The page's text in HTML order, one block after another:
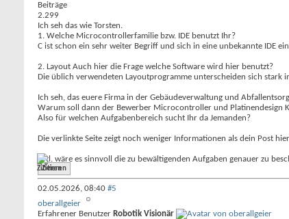
Beiträge
2.299
Ich seh das wie Torsten.
1. Welche Microcontrollerfamilie bzw. IDE benutzt Ihr?
C ist schon ein sehr weiter Begriff und sich in eine unbekannte IDE
2. Layout Auch hier die Frage welche Software wird hier benutzt?
Die üblich verwendeten Layoutprogramme unterscheiden sich stark
Ich seh, das euere Firma in der Gebäudeverwaltung und
Warum soll dann der Bewerber Microcontroller und Platinendesign
Also für welchen Aufgabenbereich sucht Ihr da Jemanden?
Die verlinkte Seite zeigt noch weniger Informationen als dein Post
Evtl. wäre es sinnvoll die zu bewältigenden Aufgaben genauer zu
Zitieren
02.05.2026, 08:40 #5
oberallgeier
Erfahrener Benutzer Robotik Visionär